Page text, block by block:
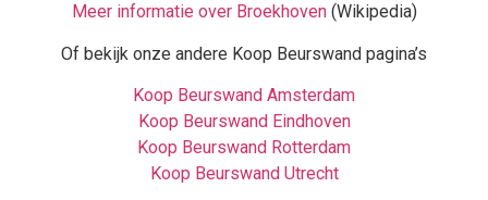
Meer informatie over Broekhoven(Wikipedia)
Of bekijk onze andere Koop Beurswand pagina’s
Koop Beurswand Amsterdam
Koop Beurswand Eindhoven
Koop Beurswand Rotterdam
Koop Beurswand Utrecht